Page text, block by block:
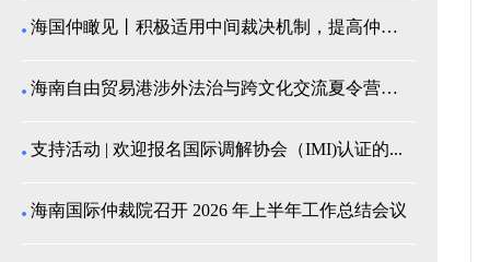
海国仲瞰见丨积极适用中间裁决机制，提高仲裁公信力
海南自由贸易港涉外法治与跨文化交流夏令营师生来我院...
支持活动 | 欢迎报名国际调解协会（IMI)认证的...
海南国际仲裁院召开 2026 年上半年工作总结会议